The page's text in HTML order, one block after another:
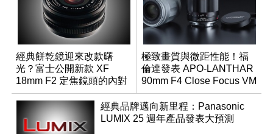
經典餅乾鏡迎來改款曙
光？富士公開新款 XF
18mm F2 定焦鏡頭的內對
焦專利
極致畫質與微距性能！福
倫達發表 APO-LANTHAR
90mm F4 Close Focus VM
經典品牌邁向新里程：Panasonic
LUMIX 25 週年產品發表大預測